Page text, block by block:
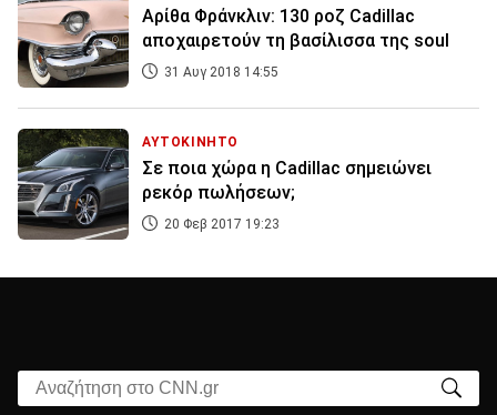
Αρίθα Φράνκλιν: 130 ροζ Cadillac
αποχαιρετούν τη βασίλισσα της soul
31 Αυγ 2018 14:55
ΑΥΤΟΚΙΝΗΤΟ
Σε ποια χώρα η Cadillac σημειώνει
ρεκόρ πωλήσεων;
20 Φεβ 2017 19:23
Αναζήτηση στο CNN.gr